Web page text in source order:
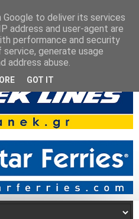
to deliver its services
address and user-agent are
performance and security
generate usage
address abuse.
GOT IT